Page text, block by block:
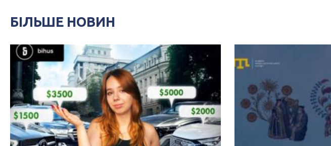
БІЛЬШЕ НОВИН